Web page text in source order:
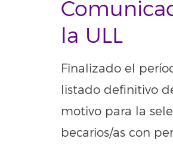
la ULL
Finalizado el
listado definitivo
motivo para la
becarios/as con